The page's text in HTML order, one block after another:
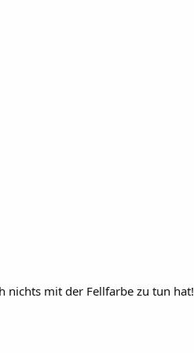
nichts mit der Fellfarbe zu tun hat!